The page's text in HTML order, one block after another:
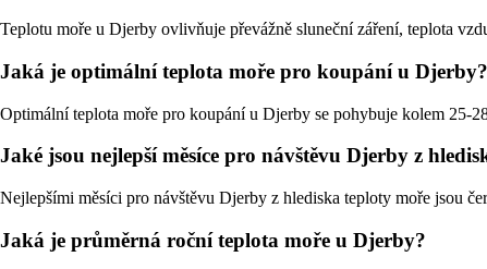
Teplotu moře u Djerby ovlivňuje převážně sluneční záření, teplota
Jaká je optimální teplota moře pro koupání u Djerby?
Optimální teplota moře pro koupání u Djerby se pohybuje kolem 25-
Jaké jsou nejlepší měsíce pro návštěvu Djerby z
Nejlepšími měsíci pro návštěvu Djerby z hlediska teploty moře jsou
Jaká je průměrná roční teplota moře u Djerby?